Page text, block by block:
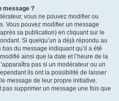
message ?
vous ne pouvez modifier ou
Vous pouvez modifier un message
sa publication) en cliquant sur le
Si quelqu’un a déjà répondu au
du message indiquant qu’il a été
ainsi que la date et l’heure de la
pas si un modérateur ou un
ils ont la possibilité de laisser
message de leur propre initiative.
supprimer un message une fois que